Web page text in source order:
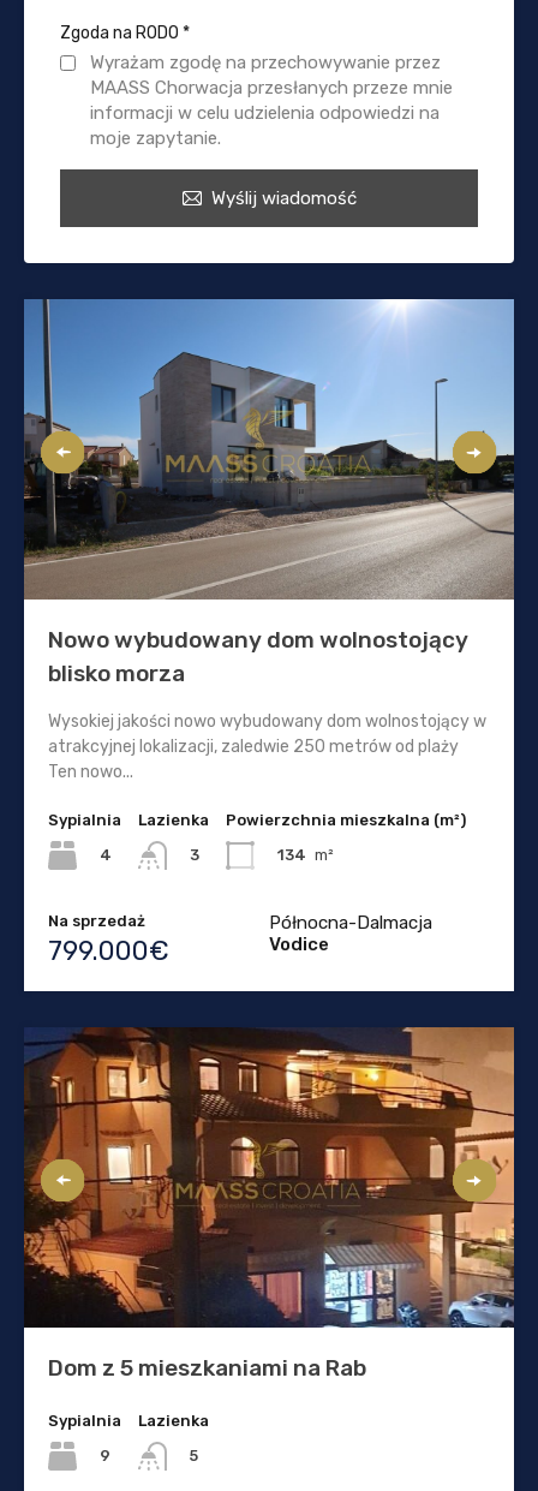
Zgoda na RODO *
Wyrażam zgodę na przechowywanie przez
MAASS Chorwacja przesłanych przeze mnie
informacji w celu udzielenia odpowiedzi na
moje zapytanie.
Wyślij wiadomość
Nowo wybudowany dom wolnostojący
blisko morza
Wysokiej jakości nowo wybudowany dom wolnostojący w
atrakcyjnej lokalizacji, zaledwie 250 metrów od plaży
Ten nowo...
Sypialnia
4
Lazienka
3
Powierzchnia mieszkalna (m²)
134 m²
Na sprzedaż
799.000€
Północna-Dalmacja
Vodice
Dom z 5 mieszkaniami na Rab
Sypialnia
9
Lazienka
5